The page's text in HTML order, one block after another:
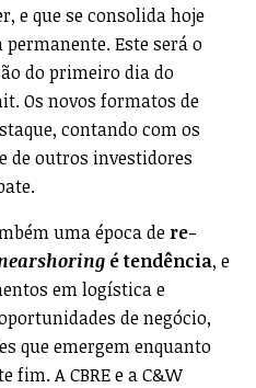
e que se consolida hoje
Este será o
do primeiro dia do
Os novos formatos de
contando com os
de outros investidores
uma época de re-
é tendência, e
em logística e
de negócio,
que emergem enquanto
fim. A CBRE e a C&W